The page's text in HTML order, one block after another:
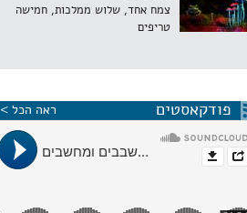
צמח אחד, שלוש ממלכות, חמישה
טריפים
פודקאסטים ראה הכל >